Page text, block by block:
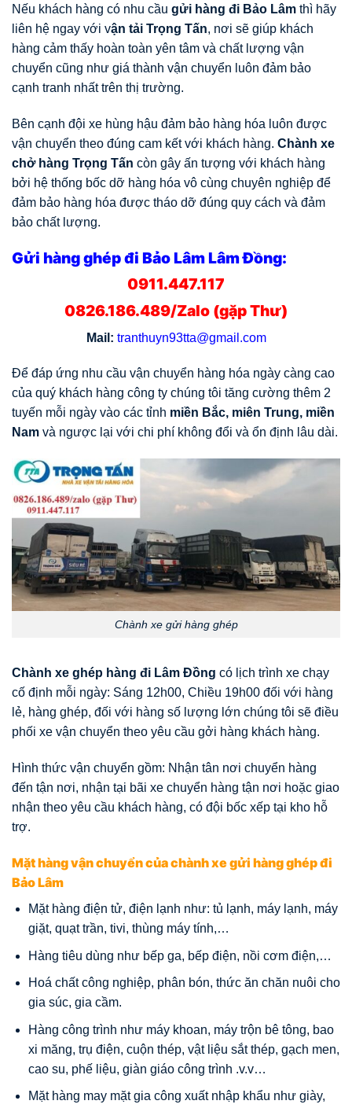
Nếu khách hàng có nhu cầu gửi hàng đi Bảo Lâm thì hãy
liên hệ ngay với vận tải Trọng Tấn, nơi sẽ giúp khách
hàng cảm thấy hoàn toàn yên tâm và chất lượng vận
chuyển cũng như giá thành vận chuyển luôn đảm bảo
cạnh tranh nhất trên thị trường.
Bên cạnh đội xe hùng hậu đảm bảo hàng hóa luôn được
vận chuyển theo đúng cam kết với khách hàng. Chành xe
chở hàng Trọng Tấn còn gây ấn tượng với khách hàng
bởi hệ thống bốc dỡ hàng hóa vô cùng chuyên nghiệp để
đảm bảo hàng hóa được tháo dỡ đúng quy cách và đảm
bảo chất lượng.
Gửi hàng ghép đi Bảo Lâm Lâm Đồng:
0911.447.117
0826.186.489/Zalo (gặp Thư)
Mail: tranthuyn93tta@gmail.com
Để đáp ứng nhu cầu vận chuyển hàng hóa ngày càng cao
của quý khách hàng công ty chúng tôi tăng cường thêm 2
tuyến mỗi ngày vào các tỉnh miền Bắc, miên Trung, miền
Nam và ngược lại với chi phí không đổi và ổn định lâu dài.
Chành xe gửi hàng ghép
Chành xe ghép hàng đi Lâm Đồng có lịch trình xe chạy
cố định mỗi ngày: Sáng 12h00, Chiều 19h00 đối với hàng
lẻ, hàng ghép, đối với hàng số lượng lớn chúng tôi sẽ điều
phối xe vận chuyển theo yêu cầu gởi hàng khách hàng.
Hình thức vận chuyển gồm: Nhận tân nơi chuyển hàng
đến tận nơi, nhận tại bãi xe chuyển hàng tận nơi hoặc giao
nhận theo yêu cầu khách hàng, có đội bốc xếp tại kho hỗ
trợ.
Mặt hàng vận chuyển của chành xe gửi hàng ghép đi
Bảo Lâm
Mặt hàng điện tử, điện lạnh như: tủ lạnh, máy lạnh, máy
giặt, quạt trần, tivi, thùng máy tính,…
Hàng tiêu dùng như bếp ga, bếp điện, nồi cơm điện,…
Hoá chất công nghiệp, phân bón, thức ăn chăn nuôi cho
gia súc, gia cầm.
Hàng công trình như máy khoan, máy trộn bê tông, bao
xi măng, trụ điện, cuộn thép, vật liệu sắt thép, gạch men,
cao su, phế liệu, giàn giáo công trình .v.v…
Mặt hàng may mặt gia công xuất nhập khẩu như giày,